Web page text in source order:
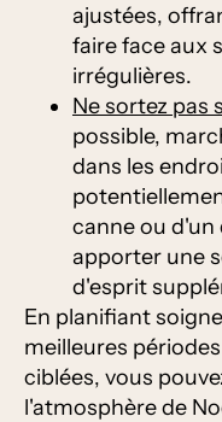
ajustées,
faire face aux
irrégulières.
Ne sortez pas
possible,
dans les
canne ou
apporter une
d'esprit
En planifiant
meilleures
ciblées, vous
l'atmosphère de